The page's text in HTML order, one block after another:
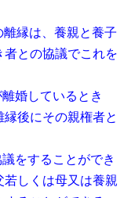
縁は、養親と養子
との協議でこれを
婚しているとき
後にその親権者と
をすることができ
しくは母又は養親